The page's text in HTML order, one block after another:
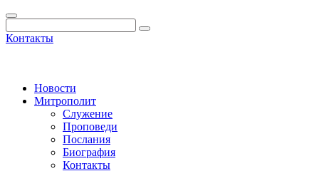
Контакты
Новости
Митрополит
Служение
Проповеди
Послания
Биография
Контакты